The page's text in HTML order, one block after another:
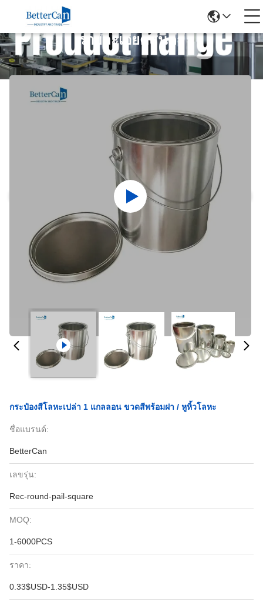
รายละเอียดสินค้า
กระป๋องสีโลหะเปล่า 1 แกลลอน ขวดสีพร้อมฝา / หูหิ้วโลหะ
ชื่อแบรนด์:
BetterCan
เลขรุ่น:
Rec-round-pail-square
MOQ:
1-6000PCS
ราคา:
0.33$USD-1.35$USD